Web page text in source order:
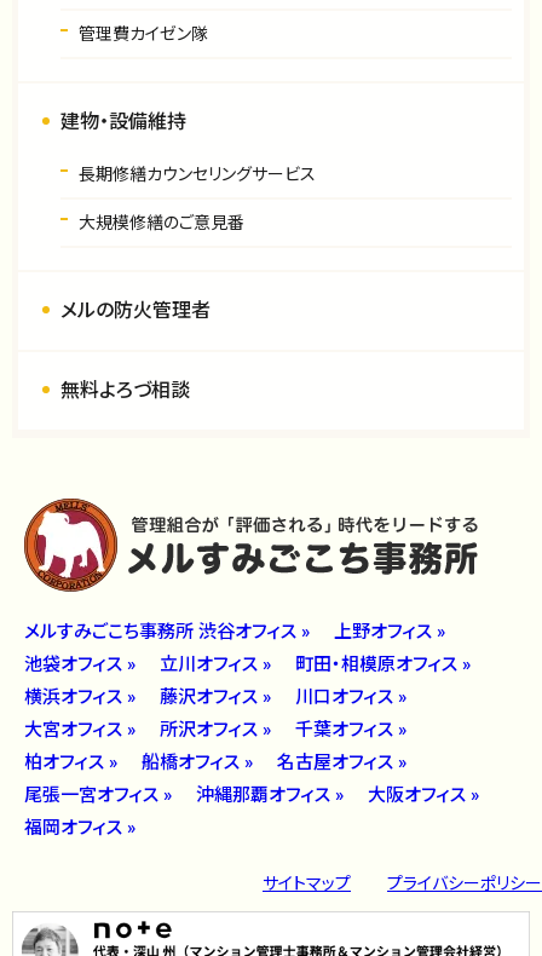
管理費カイゼン隊
建物・設備維持
長期修繕カウンセリングサービス
大規模修繕のご意見番
メルの防火管理者
無料よろづ相談
メルすみごこち事務所 渋谷オフィス »
上野オフィス »
池袋オフィス »
立川オフィス »
町田・相模原オフィス »
横浜オフィス »
藤沢オフィス »
川口オフィス »
大宮オフィス »
所沢オフィス »
千葉オフィス »
柏オフィス »
船橋オフィス »
名古屋オフィス »
尾張一宮オフィス »
沖縄那覇オフィス »
大阪オフィス »
福岡オフィス »
サイトマップ プライバシーポリシー